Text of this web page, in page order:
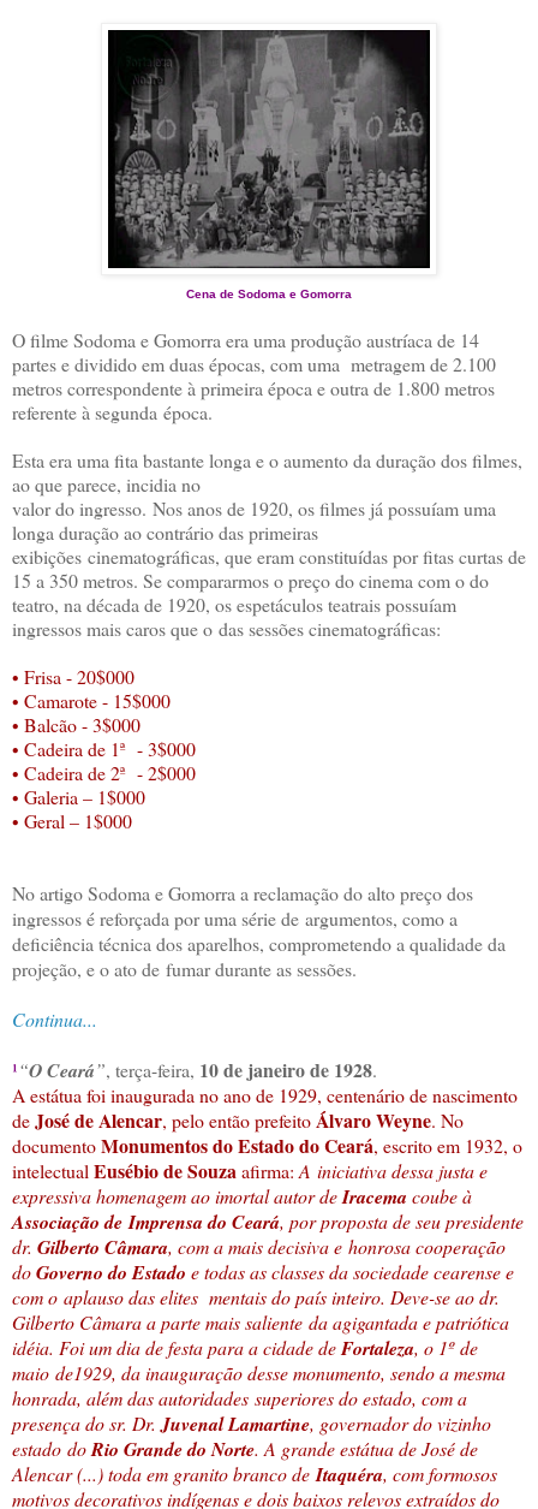
Cena de Sodoma e Gomorra
O filme Sodoma e Gomorra era uma produção austríaca de 14
partes e dividido em duas épocas, com uma metragem de 2.100
metros correspondente à primeira época e outra de 1.800 metros
referente à segunda época.
Esta era uma fita bastante longa e o aumento da duração dos filmes,
ao que parece, incidia no
valor do ingresso. Nos anos de 1920, os filmes já possuíam uma
longa duração ao contrário das primeiras
exibições cinematográficas, que eram constituídas por fitas curtas de
15 a 350 metros. Se compararmos o preço do cinema com o do
teatro, na década de 1920, os espetáculos teatrais possuíam
ingressos mais caros que o das sessões cinematográficas:
• Frisa - 20$000
• Camarote - 15$000
• Balcão - 3$000
• Cadeira de 1ª - 3$000
• Cadeira de 2ª - 2$000
• Galeria – 1$000
• Geral – 1$000
No artigo Sodoma e Gomorra a reclamação do alto preço dos
ingressos é reforçada por uma série de argumentos, como a
deficiência técnica dos aparelhos, comprometendo a qualidade da
projeção, e o ato de fumar durante as sessões.
Continua...
¹“O Ceará”, terça-feira, 10 de janeiro de 1928.
A estátua foi inaugurada no ano de 1929, centenário de nascimento
deJosé de Alencar, pelo então prefeito Álvaro Weyne. No
documentoMonumentos do Estado do Ceará, escrito em 1932, o
intelectual Eusébio de Souza afirma: A iniciativa dessa justa e
expressiva homenagem ao imortal autor deIracema coube à
Associação de Imprensa do Ceará, por proposta de seu presidente
dr. Gilberto Câmara, com a mais decisiva e honrosa cooperação
doGoverno do Estado e todas as classes da sociedade cearense e
com o aplauso das elites mentais do país inteiro. Deve-se ao dr.
Gilberto Câmara a parte mais saliente da agigantada e patriótica
idéia. Foi um dia de festa para a cidade deFortaleza, o 1º de
maio de1929, da inauguração desse monumento, sendo a mesma
honrada, além das autoridades superiores do estado, com a
presença do sr. Dr. Juvenal Lamartine, governador do vizinho
estado doRio Grande do Norte. A grande estátua de José de
Alencar (...) toda em granito branco deItaquéra, com formosos
motivos decorativos indígenas e dois baixos relevos extraídos do